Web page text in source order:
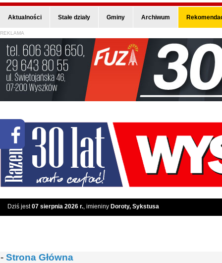
Aktualności Stałe działy Gminy Archiwum
REKLAMA
Dziś jest07 sierpnia 2026 r., imieniny Doroty, Sykstusa
- Strona Główna